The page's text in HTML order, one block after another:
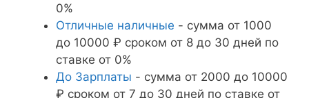
0%
Отличные наличные - сумма от 1000
до 10000 ₽ сроком от 8 до 30 дней по
ставке от 0%
До Зарплаты - сумма от 2000 до 10000
₽ сроком от 7 до 30 дней по ставке от